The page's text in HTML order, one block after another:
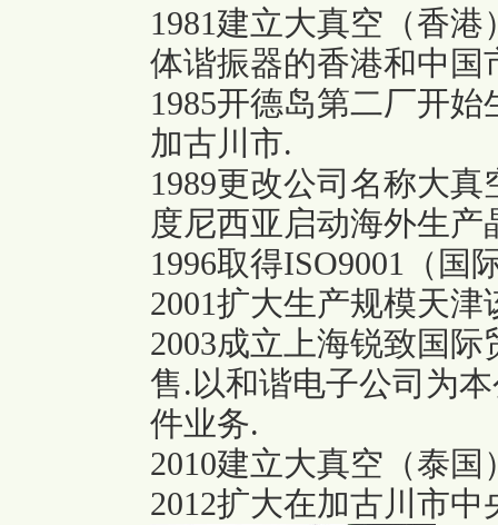
1981建立大真空（香
体谐振器的香港和中国
1985开德岛第二厂开
加古川市.
1989更改公司名称大
度尼西亚启动海外生产
1996取得ISO9001（国
2001扩大生产规模天津
2003成立上海锐致国
售.以和谐电子公司为
件业务.
2010建立大真空（泰国
2012扩大在加古川市